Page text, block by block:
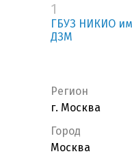
1
ГБУЗ НИКИО
ДЗМ
Регион
г. Москва
Город
Москва